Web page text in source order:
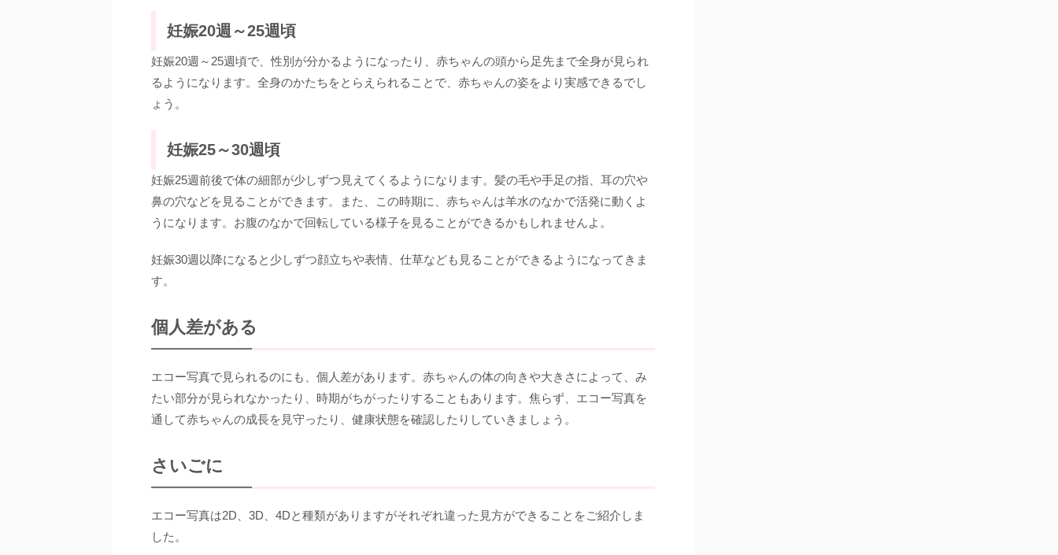
妊娠20週～25週頃
妊娠20週～25週頃で、性別が分かるようになったり、赤ちゃんの頭から足先まで全身が見られ
るようになります。全身のかたちをとらえられることで、赤ちゃんの姿をより実感できるでし
ょう。
妊娠25～30週頃
妊娠25週前後で体の細部が少しずつ見えてくるようになります。髪の毛や手足の指、耳の穴や
鼻の穴などを見ることができます。また、この時期に、赤ちゃんは羊水のなかで活発に動くよ
うになります。お腹のなかで回転している様子を見ることができるかもしれませんよ。
妊娠30週以降になると少しずつ顔立ちや表情、仕草なども見ることができるようになってきま
す。
個人差がある
エコー写真で見られるのにも、個人差があります。赤ちゃんの体の向きや大きさによって、み
たい部分が見られなかったり、時期がちがったりすることもあります。焦らず、エコー写真を
通して赤ちゃんの成長を見守ったり、健康状態を確認したりしていきましょう。
さいごに
エコー写真は2D、3D、4Dと種類がありますがそれぞれ違った見方ができることをご紹介しま
した。